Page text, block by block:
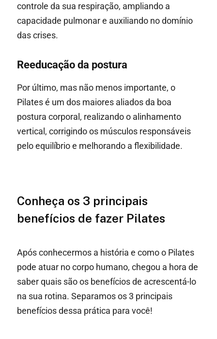
controle da sua respiração, ampliando a
capacidade pulmonar e auxiliando no domínio
das crises.
Reeducação da postura
Por último, mas não menos importante, o
Pilates é um dos maiores aliados da boa
postura corporal, realizando o alinhamento
vertical, corrigindo os músculos responsáveis
pelo equilíbrio e melhorando a flexibilidade.
Conheça os 3 principais
benefícios de fazer Pilates
Após conhecermos a história e como o Pilates
pode atuar no corpo humano, chegou a hora de
saber quais são os benefícios de acrescentá-lo
na sua rotina. Separamos os 3 principais
benefícios dessa prática para você!